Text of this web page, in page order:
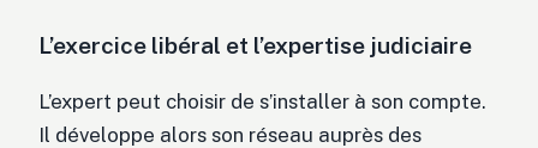
L’exercice libéral et l’expertise judiciaire
L’expert peut choisir de s’installer à son compte.
Il développe alors son réseau auprès des